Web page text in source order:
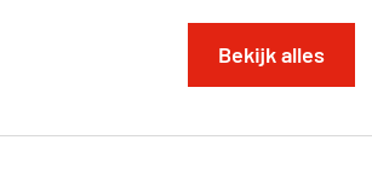
Bekijk alles